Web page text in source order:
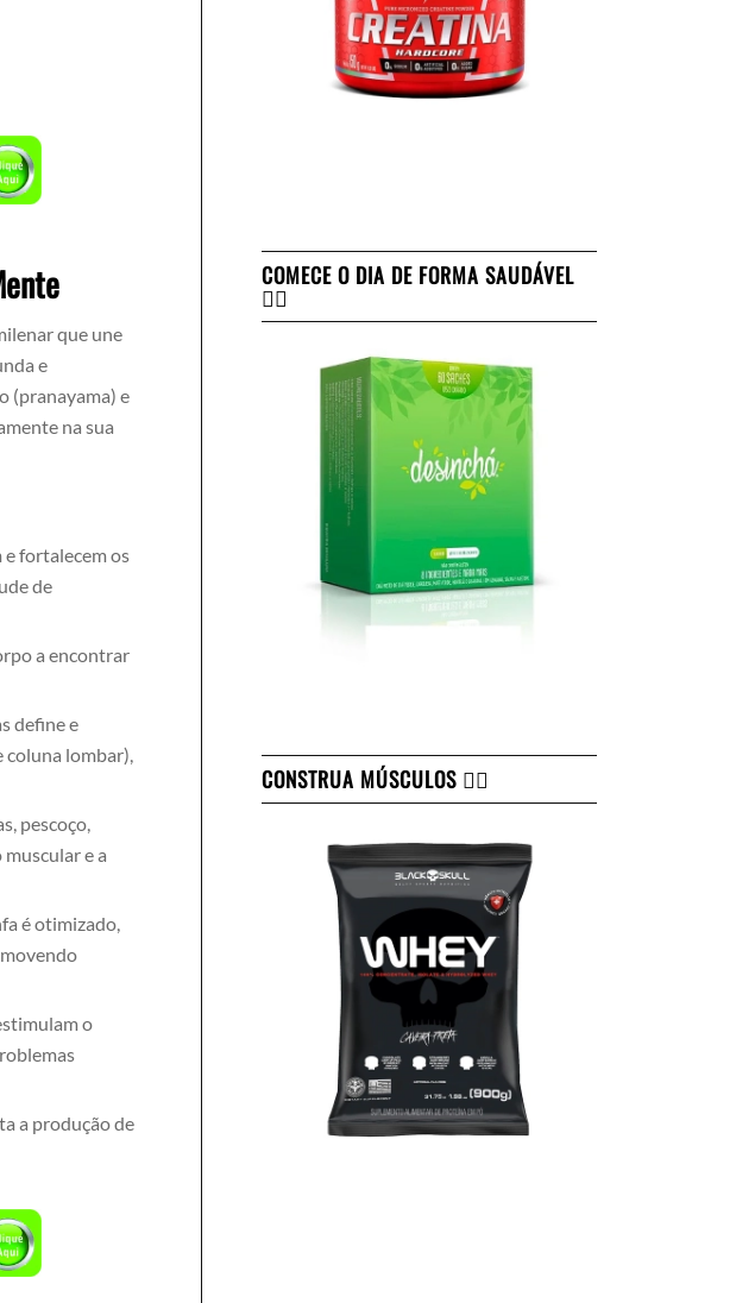
que une
e
(pranayama) e
na sua
fortalecem os
de
a encontrar
define e
coluna lombar),
pescoço,
e a
é otimizado,
o
a produção de
COMECE O DIA DE FORMA SAUDÁVEL
👇🏻
CONSTRUA MÚSCULOS 👇🏻